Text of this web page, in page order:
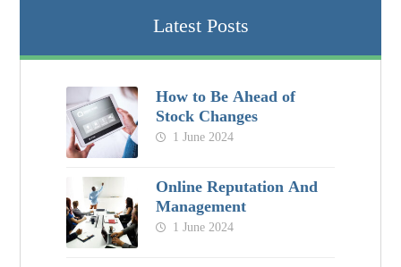
Latest Posts
How to Be Ahead of
Stock Changes
1 June 2024
Online Reputation And
Management
1 June 2024